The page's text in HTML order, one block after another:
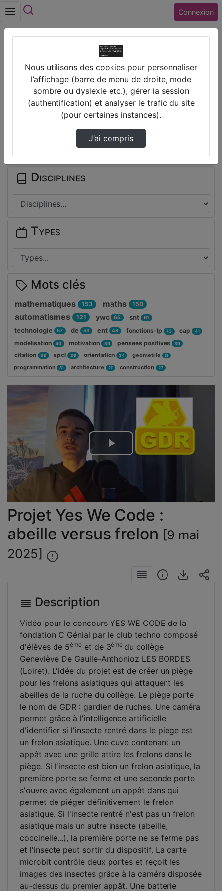
Connexion
Projet Yes We Code : abeille versus frelon
Lire
la
vidéo
Projet Yes We Code :
abeille versus frelon [9 mai
2025]
Description
Vidéo pour le concours YES WE CODE de la
fondation C Génial par le club techno composé
d'élèves de 5ème et de 3ème du collège
Geneviève De Gaulle-Anthonioz LES BORDES
(Loiret). L'idée du projet est de créer un piège
pour les frelons asiatiques qui attaquent les
abeilles de la ruche du collège. Le piège porte
le nom de GDR : gardien de ruches. Une caméra
permet grâce à l'intelligence artificielle
d'identifier si l'insecte rentré dans le piège est
un frelon asiatique. Une cuve contenant un
appât avec une grille attire les frelons dans le
piège. Si l'insecte est bien un frelon asiatique, la
première porte se ferme et une seconde porte
s'ouvre avec également un appât dans qui
permet de piéger définitivement le frelon
asiatique. Si l'insecte rentré n'est pas un frelon
asiatique mais un autre insecte (abeille,
coccinelle...), la première porte ne se ferme pas
et l'insecte peut sortir du dispositif. La carte
microbit contrôle deux portes et reçoit les
images des insectes grâce à la caméra disposée
au-dessus du premier appât. Une batterie
Prendre des notes
Il n'y a pas de note disponible pour vous pour cette vidéo.
Connectez-vous pour en créer une nouvelle.
Disciplines
Types
Mots clés
mathematiques 153 maths 150
automatismes 121 ywc 65 snt 61
technologie 57 de 53 ent 48 fonctions-lp 43 cap 41
modelisation 40 motivation 39 pensees positives 39
citation 38 spcl 36 orientation 34 geometrie 31
programmation 31 architecture 27 construction 27
Nous utilisons des cookies pour personnaliser
l’affichage (barre de menu de droite, mode
sombre ou dyslexie etc.), gérer la session
(authentification) et analyser le trafic du site
(pour certaines instances).
J’ai compris